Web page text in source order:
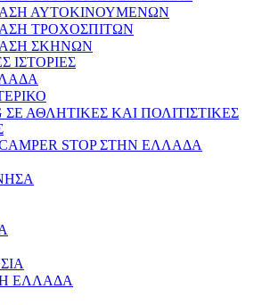
ΑΥΤΟΚΙΝΟΥΜΕΝΩΝ
ΤΡΟΧΟΣΠΙΤΩΝ
ΣΚΗΝΩΝ
ΙΣΤΟΡΙΕΣ
ΣΕ ΑΘΛΗΤΙΚΕΣ ΚΑΙ ΠΟΛΙΤΙΣΤΙΚΕΣ
STOP ΣΤΗN ΕΛΛΑΔΑ
ΕΛΛΑΔΑ